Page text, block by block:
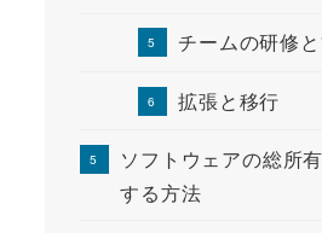
チームの研修
拡張と移行
ソフトウェアの総所
する方法